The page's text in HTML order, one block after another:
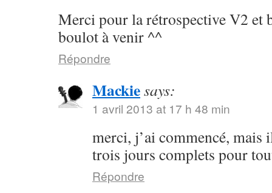
Merci pour la rétrospective V2 et
boulot à venir ^^
Répondre
Mackiesays:
1 avril 2013 at 17 h 48 min
merci, j’ai commencé, mais
trois jours complets pour
Répondre